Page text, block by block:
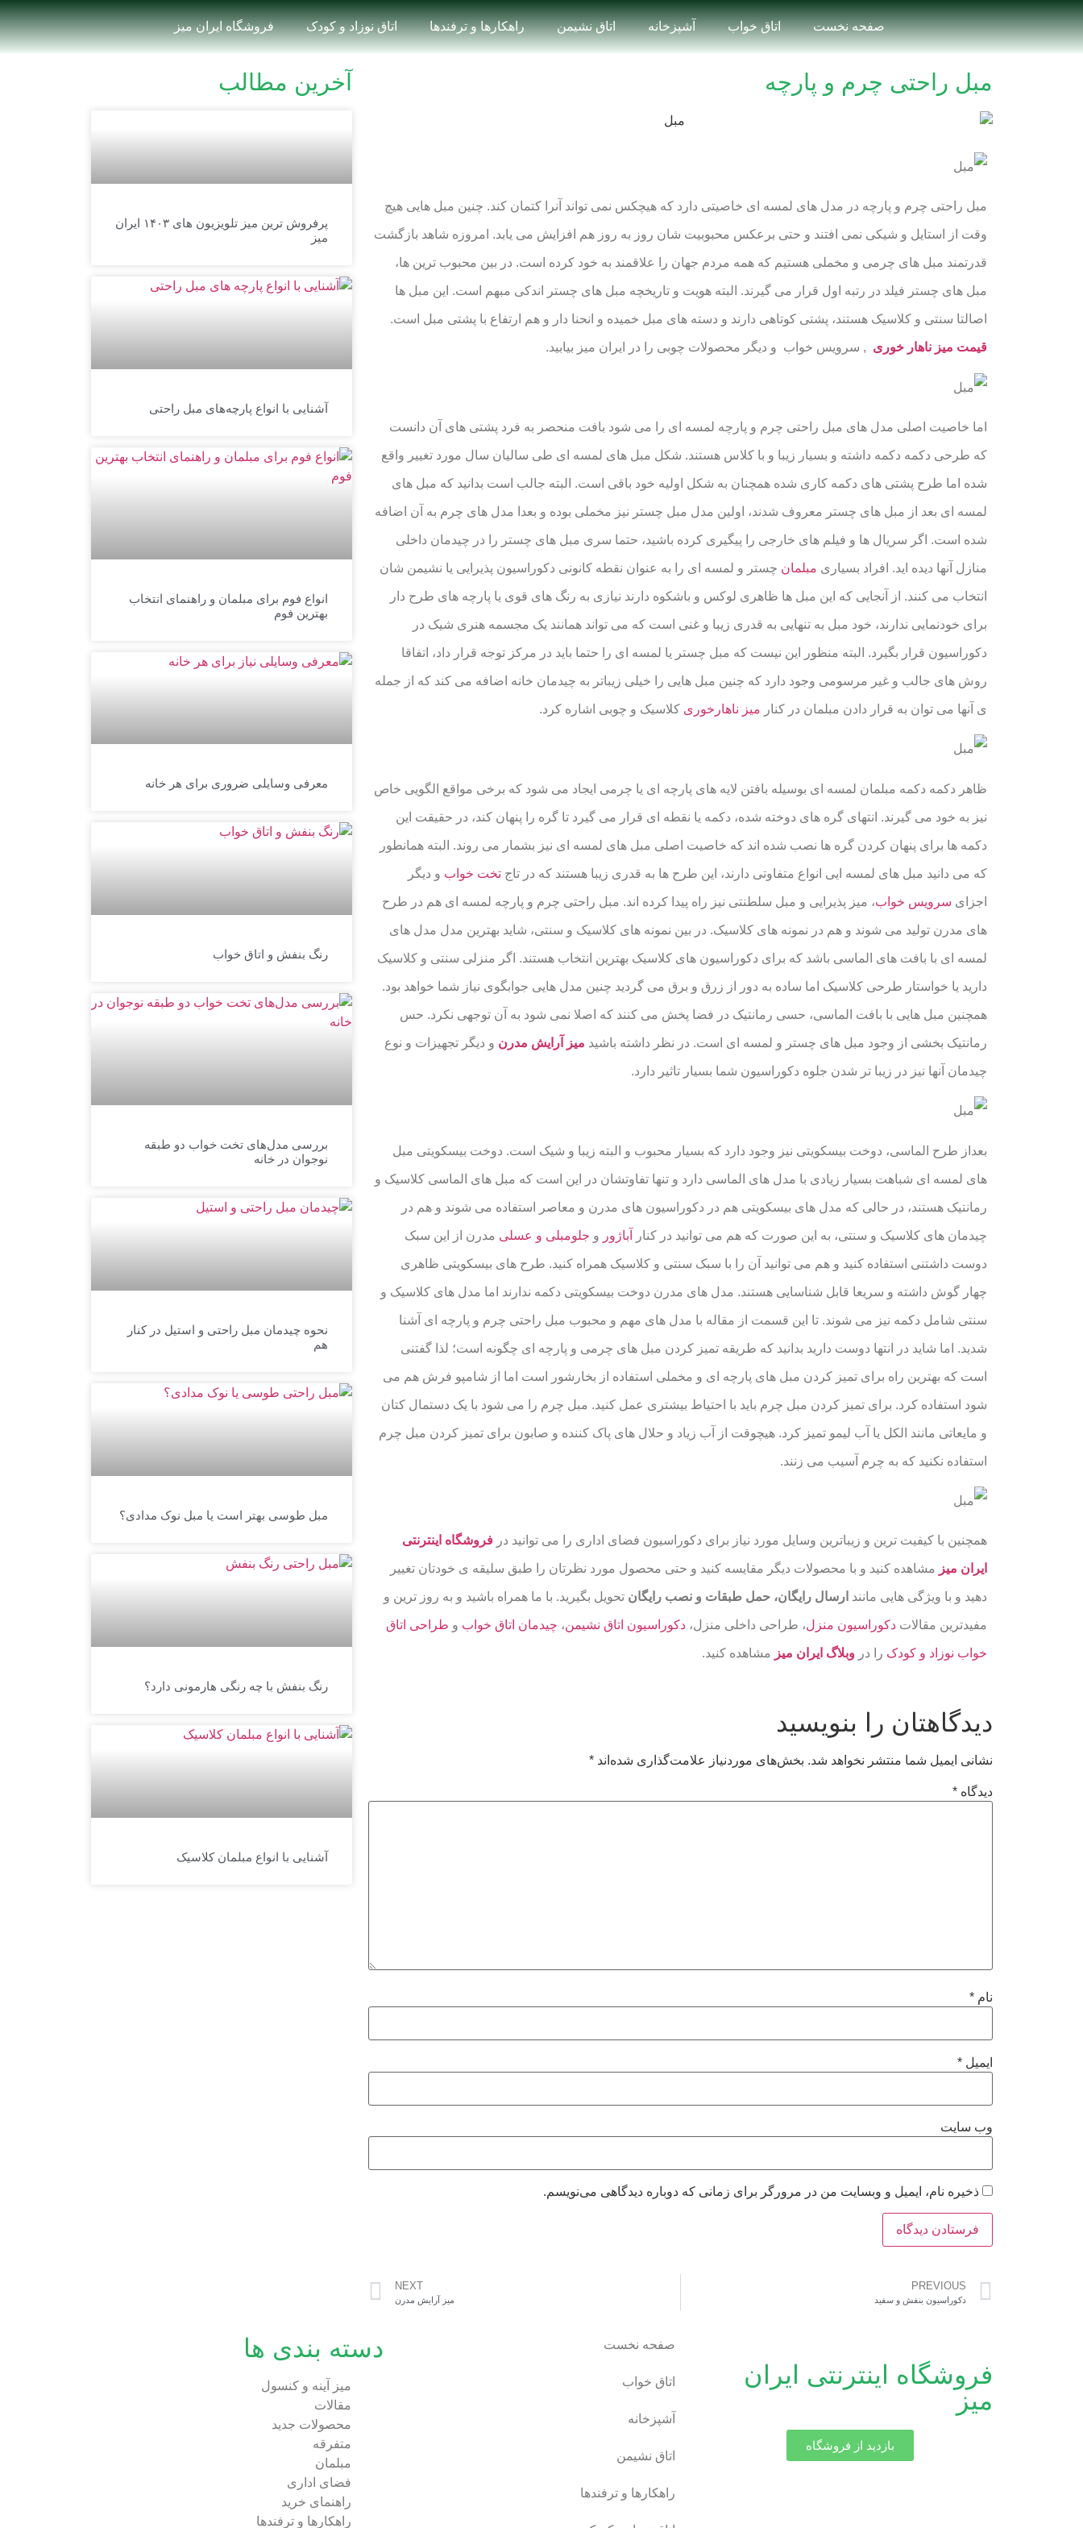
صفحه نخست اتاق خواب آشپزخانه اتاق نشیمن راهکارها و ترفندها اتاق نوزاد و کودک فروشگاه ایران میز
مبل راحتی چرم و پارچه
مبل راحتی چرم و پارچه در مدل های لمسه ای خاصیتی دارد که هیچکس نمی تواند آنرا کتمان کند. چنین مبل هایی هیچ
وقت از استایل و شیکی نمی افتند و حتی برعکس محبوبیت شان روز به روز هم افزایش می یابد. امروزه شاهد بازگشت
قدرتمند مبل های چرمی و مخملی هستیم که همه مردم جهان را علاقمند به خود کرده است. در بین محبوب ترین ها،
مبل های چستر فیلد در رتبه اول قرار می گیرند. البته هویت و تاریخچه مبل های چستر اندکی مبهم است. این مبل ها
اصالتا سنتی و کلاسیک هستند، پشتی کوتاهی دارند و دسته های مبل خمیده و انحنا دار و هم ارتفاع با پشتی مبل است.
قیمت میز ناهار خوری , سرویس خواب و دیگر محصولات چوبی را در ایران میز بیابید.
اما خاصیت اصلی مدل های مبل راحتی چرم و پارچه لمسه ای را می شود بافت منحصر به فرد پشتی های آن دانست
که طرحی دکمه دکمه داشته و بسیار زیبا و با کلاس هستند. شکل مبل های لمسه ای طی سالیان سال مورد تغییر واقع
شده اما طرح پشتی های دکمه کاری شده همچنان به شکل اولیه خود باقی است. البته جالب است بدانید که مبل های
لمسه ای بعد از مبل های چستر معروف شدند، اولین مدل مبل چستر نیز مخملی بوده و بعدا مدل های چرم به آن اضافه
شده است. اگر سریال ها و فیلم های خارجی را پیگیری کرده باشید، حتما سری مبل های چستر را در چیدمان داخلی
منازل آنها دیده اید. افراد بسیاری مبلمان چستر و لمسه ای را به عنوان نقطه کانونی دکوراسیون پذیرایی یا نشیمن شان
انتخاب می کنند. از آنجایی که این مبل ها ظاهری لوکس و باشکوه دارند نیازی به رنگ های قوی یا پارچه های طرح دار
برای خودنمایی ندارند، خود مبل به تنهایی به قدری زیبا و غنی است که می تواند همانند یک مجسمه هنری شیک در
دکوراسیون قرار بگیرد. البته منظور این نیست که مبل چستر یا لمسه ای را حتما باید در مرکز توجه قرار داد، اتفاقا
روش های جالب و غیر مرسومی وجود دارد که چنین مبل هایی را خیلی زیباتر به چیدمان خانه اضافه می کند که از جمله
ی آنها می توان به قرار دادن مبلمان در کنار میز ناهارخوری کلاسیک و چوبی اشاره کرد.
ظاهر دکمه دکمه مبلمان لمسه ای بوسیله بافتن لایه های پارچه ای یا چرمی ایجاد می شود که برخی مواقع الگویی خاص
نیز به خود می گیرند. انتهای گره های دوخته شده، دکمه یا نقطه ای قرار می گیرد تا گره را پنهان کند، در حقیقت این
دکمه ها برای پنهان کردن گره ها نصب شده اند که خاصیت اصلی مبل های لمسه ای نیز بشمار می روند. البته همانطور
که می دانید مبل های لمسه ایی انواع متفاوتی دارند، این طرح ها به قدری زیبا هستند که در تاج تخت خواب و دیگر
اجزای سرویس خواب، میز پذیرایی و مبل سلطنتی نیز راه پیدا کرده اند. مبل راحتی چرم و پارچه لمسه ای هم در طرح
های مدرن تولید می شوند و هم در نمونه های کلاسیک. در بین نمونه های کلاسیک و سنتی، شاید بهترین مدل مدل های
لمسه ای با بافت های الماسی باشد که برای دکوراسیون های کلاسیک بهترین انتخاب هستند. اگر منزلی سنتی و کلاسیک
دارید یا خواستار طرحی کلاسیک اما ساده به دور از زرق و برق می گردید چنین مدل هایی جوابگوی نیاز شما خواهد بود.
همچنین مبل هایی با بافت الماسی، حسی رمانتیک در فضا پخش می کنند که اصلا نمی شود به آن توجهی نکرد. حس
رمانتیک بخشی از وجود مبل های چستر و لمسه ای است. در نظر داشته باشید میز آرایش مدرن و دیگر تجهیزات و نوع
چیدمان آنها نیز در زیبا تر شدن جلوه دکوراسیون شما بسیار تاثیر دارد.
بعداز طرح الماسی، دوخت بیسکویتی نیز وجود دارد که بسیار محبوب و البته زیبا و شیک است. دوخت بیسکویتی مبل
های لمسه ای شباهت بسیار زیادی با مدل های الماسی دارد و تنها تفاوتشان در این است که مبل های الماسی کلاسیک و
رمانتیک هستند، در حالی که مدل های بیسکویتی هم در دکوراسیون های مدرن و معاصر استفاده می شوند و هم در
چیدمان های کلاسیک و سنتی، به این صورت که هم می توانید در کنار آباژور و جلومبلی و عسلی مدرن از این سبک
دوست داشتنی استفاده کنید و هم می توانید آن را با سبک سنتی و کلاسیک همراه کنید. طرح های بیسکویتی ظاهری
چهار گوش داشته و سریعا قابل شناسایی هستند. مدل های مدرن دوخت بیسکویتی دکمه ندارند اما مدل های کلاسیک و
سنتی شامل دکمه نیز می شوند. تا این قسمت از مقاله با مدل های مهم و محبوب مبل راحتی چرم و پارچه ای آشنا
شدید. اما شاید در انتها دوست دارید بدانید که طریقه تمیز کردن مبل های چرمی و پارچه ای چگونه است؛ لذا گفتنی
است که بهترین راه برای تمیز کردن مبل های پارچه ای و مخملی استفاده از بخارشور است اما از شامپو فرش هم می
شود استفاده کرد. برای تمیز کردن مبل چرم باید با احتیاط بیشتری عمل کنید. مبل چرم را می شود با یک دستمال کتان
و مایعاتی مانند الکل یا آب لیمو تمیز کرد. هیچوقت از آب زیاد و حلال های پاک کننده و صابون برای تمیز کردن مبل چرم
استفاده نکنید که به چرم آسیب می زنند.
همچنین با کیفیت ترین و زیباترین وسایل مورد نیاز برای دکوراسیون فضای اداری را می توانید در فروشگاه اینترنتی
ایران میز مشاهده کنید و با محصولات دیگر مقایسه کنید و حتی محصول مورد نظرتان را طبق سلیقه ی خودتان تغییر
دهید و با ویژگی هایی مانند ارسال رایگان، حمل طبقات و نصب رایگان تحویل بگیرید. با ما همراه باشید و به روز ترین و
مفیدترین مقالات دکوراسیون منزل، طراحی داخلی منزل، دکوراسیون اتاق نشیمن، چیدمان اتاق خواب و طراحی اتاق
خواب نوزاد و کودک را در وبلاگ ایران میز مشاهده کنید.
دیدگاهتان را بنویسید
نشانی ایمیل شما منتشر نخواهد شد. بخش‌های موردنیاز علامت‌گذاری شده‌اند *
دیدگاه *
نام *
ایمیل *
وب‌ سایت
ذخیره نام، ایمیل و وبسایت من در مرورگر برای زمانی که دوباره دیدگاهی می‌نویسم.
PREVIOUS
دکوراسیون بنفش و سفید
NEXT
میز آرایش مدرن
آخرین مطالب
پرفروش ترین میز تلویزیون های ۱۴۰۳ ایران
میز
آشنایی با انواع پارچه‌های مبل راحتی
انواع فوم برای مبلمان و راهنمای انتخاب
بهترین فوم
معرفی وسایلی ضروری برای هر خانه
رنگ بنفش و اتاق خواب
بررسی مدل‌های تخت خواب دو طبقه
نوجوان در خانه
نحوه چیدمان مبل راحتی و استیل در کنار
هم
مبل طوسی بهتر است یا مبل نوک مدادی؟
رنگ بنفش با چه رنگی هارمونی دارد؟
آشنایی با انواع مبلمان کلاسیک
فروشگاه اینترنتی ایران
میز
بازدید از فروشگاه
صفحه نخست
اتاق خواب
آشپزخانه
اتاق نشیمن
راهکارها و ترفندها
دسته بندی ها
میز آینه و کنسول
مقالات
محصولات جدید
متفرقه
مبلمان
فضای اداری
راهنمای خرید
راهکارها و ترفندها